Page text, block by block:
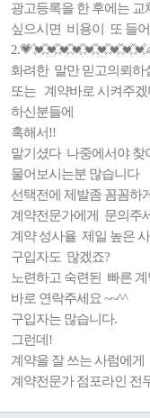
광고등록을 한 후에는 교
싶으시면 비용이 또 들
화려한 말만 믿고의뢰하
또는 계약바로 시켜주겠
하신분들에
혹해서!!
맡기셨다 나중에서야 찾
물어보시는분 많습니다
선택전에 제발좀 꼼꼼하
계약전문가에게 문의주
계약 성사율 제일 높은
구입자도 많겠죠?
노련하고 숙련된 빠른
바로 연락주세요 ~~^^
구입자는 많습니다.
그런데!
계약을 잘 쓰는 사럼에
계약전문가 점포라인 전